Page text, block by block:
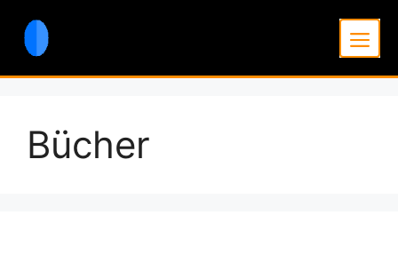
Inhalt
springen
Bücher